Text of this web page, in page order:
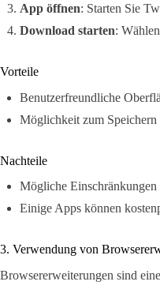
App öffnen: Starten Sie
Download starten:
Vorteile
Benutzerfreundliche
Möglichkeit zum Speichern
Nachteile
Mögliche
Einige Apps können
3. Verwendung von
Browsererweiterungen sind